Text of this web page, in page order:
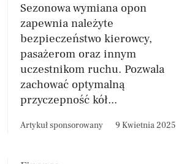
Sezonowa wymiana opon
zapewnia należyte
bezpieczeństwo kierowcy,
pasażerom oraz innym
uczestnikom ruchu. Pozwala
zachować optymalną
przyczepność kół...
Artykuł sponsorowany 9 Kwietnia 2025